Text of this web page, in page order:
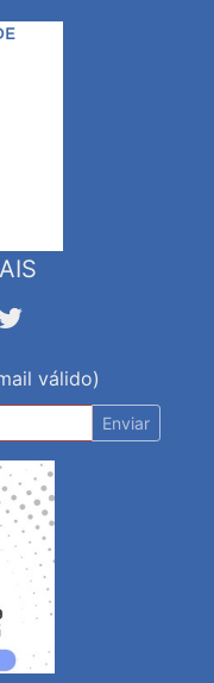
válido)
Enviar